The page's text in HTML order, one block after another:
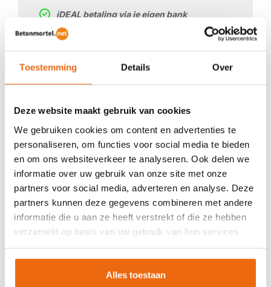
Toestemming Details Over
Deze website maakt gebruik van cookies
We gebruiken cookies om content en advertenties te
personaliseren, om functies voor social media te bieden
en om ons websiteverkeer te analyseren. Ook delen we
informatie over uw gebruik van onze site met onze
partners voor social media, adverteren en analyse. Deze
partners kunnen deze gegevens combineren met andere
informatie die u aan ze heeft verstrekt of die ze hebben
verzameld op basis van uw gebruik van hun services.
Alles toestaan
BETON BESTELLEN IN BERLICUM
Ben je op zoek naar een leverancier bij jou in de buurt die
goedkoop beton kan storten in Berlicum? Dan ben je bij
ons aan het juiste adres. Wij bezorgen kant-en-klaar
in Berlicum bestellen is eenvoudig: vraag vrijblijvend een
iDEAL betaling via je eigen bank
Prijs op basis van uw postcode
Veilig betalen met: